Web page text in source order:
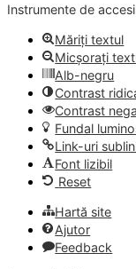
Instrumente de
Măriți textul
Micșorați
Alb-negru
Contrast
Contrast
Fundal
Link-uri
Font lizibil
Reset
Hartă site
Ajutor
Feedback